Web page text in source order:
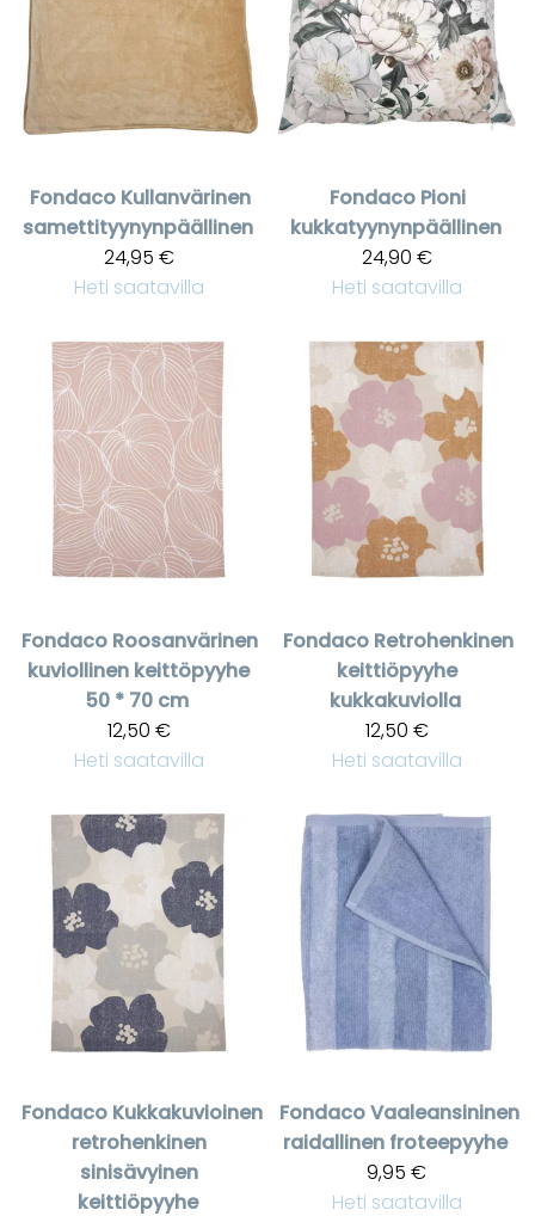
Fondaco Kullanvärinen
samettityynynpäällinen
24,95 €
Heti saatavilla
Fondaco Pioni
kukkatyynynpäällinen
24,90 €
Heti saatavilla
Fondaco Roosanvärinen
kuviollinen keittöpyyhe
50 * 70 cm
12,50 €
Heti saatavilla
Fondaco Retrohenkinen
keittiöpyyhe
kukkakuviolla
12,50 €
Heti saatavilla
Fondaco Kukkakuvioinen
retrohenkinen
sinisävyinen
keittiöpyyhe
FondacoVaaleansininen
raidallinen froteepyyhe
9,95 €
Heti saatavilla